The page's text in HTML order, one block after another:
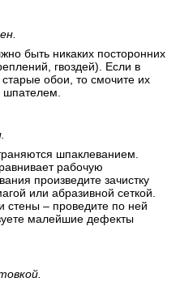
быть никаких посторонних
гвоздей). Если в
обои, то смочите их
шпателем.
шпаклеванием.
рабочую
произведите зачистку
или абразивной сеткой.
стены – проведите по ней
малейшие дефекты